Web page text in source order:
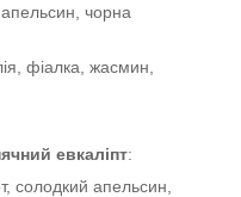
чорна
фіалка, жасмин,
евкаліпт:
солодкий апельсин,